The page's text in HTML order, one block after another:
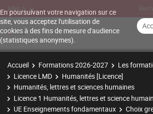
En poursuivant votre navigation sur ce
site, vous acceptez l'utilisation de
cookies à des fins de mesure d'audience
(statistiques anonymes).
Aller à
Accueil Formations 2026-2027
Les
Licence LMD
Humanités [Licence]
Humanités, lettres et sciences humaines
Licence 1 Humanités, lettres et science
UE Enseignements fondamentaux
Choix